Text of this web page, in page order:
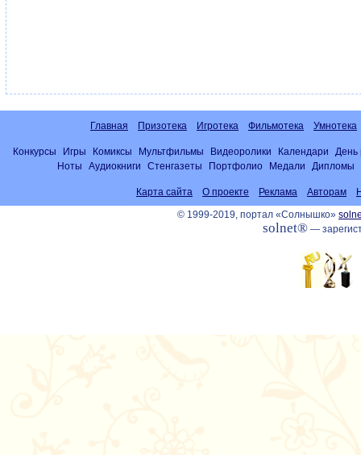
Главная Призотека Игротека Фильмотека Умнотека
Конкурсы Игры Комиксы Мультфильмы Видеоролики Календари
День
Ноты
Аудиокниги Стенгазеты Портфолио Медали Дипломы
Карта сайта О проекте Реклама Авторам
© 1999-2019, портал «Солнышко»
solnet®—